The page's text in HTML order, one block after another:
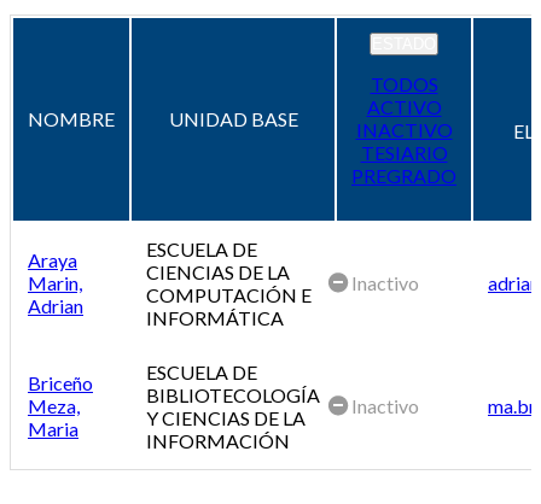
NOMBRE UNIDAD BASE
TODOS
ACTIVO
INACTIVO
TESIARIO
PREGRADO
Araya
Marin,
Adrian
ESCUELA DE
CIENCIAS DE LA
COMPUTACIÓN E
INFORMÁTICA
Inactivo
Briceño
Meza,
Maria
ESCUELA DE
BIBLIOTECOLOGÍA
Y CIENCIAS DE LA
INFORMACIÓN
Inactivo